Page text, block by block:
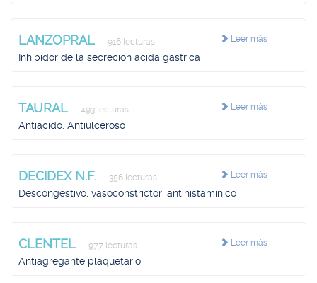
Leer más
LANZOPRAL 916 lecturas
Inhibidor de la secreción ácida gástrica
Leer más
TAURAL 493 lecturas
Antiácido, Antiulceroso
Leer más
DECIDEX N.F. 356 lecturas
Descongestivo, vasoconstrictor, antihistamínico
Leer más
CLENTEL 977 lecturas
Antiagregante plaquetario